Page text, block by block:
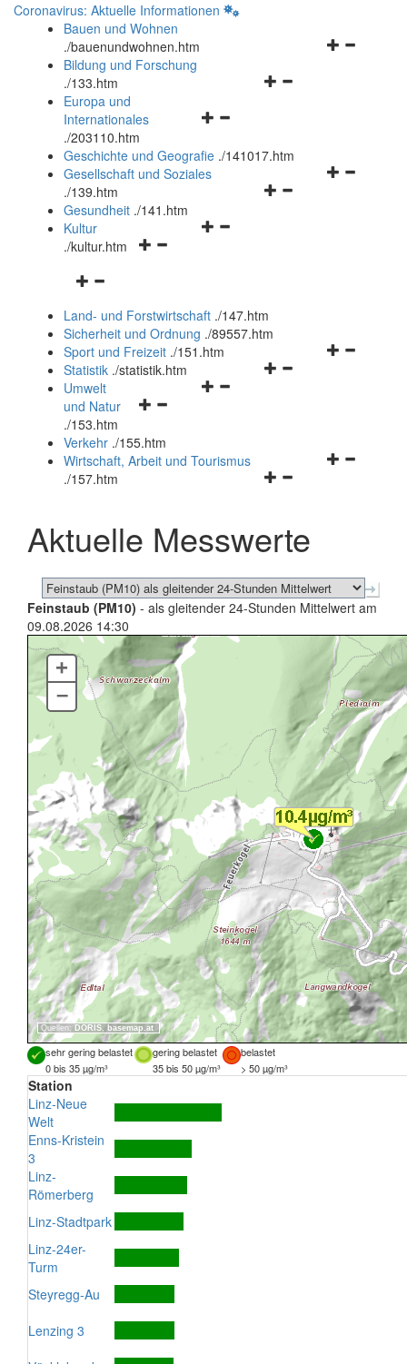
Coronavirus: Aktuelle Informationen
Bauen und Wohnen
./bauenundwohnen.htm
Navigationsmenü
Bildung und Forschung
./133.htm
Navigationsmenü
und
schließen
Europa und
Internationales
./203110.htm
Geschichte und Geografie ./141017.htm
Navigationsmenü
Gesellschaft und Soziales
./139.htm
Navigationsmenü
Gesundheit ./141.htm
Navigationsmenü
Kultur
./kultur.htm
Navigationsmenü
und
schließen
Land- und Forstwirtschaft ./147.htm
Sicherheit und Ordnung ./89557.htm
Navigationsmenü
Sport und Freizeit ./151.htm
Navigationsmenü
Statistik ./statistik.htm
Navigationsmenü
und
schließen
Umwelt
und Natur
./153.htm
Verkehr ./155.htm
Navigationsmenü
schließen
Wirtschaft, Arbeit und Tourismus
./157.htm
Aktuelle Messwerte
Feinstaub (PM10) - als gleitender 24-Stunden Mittelwert am
09.08.2026 14:30
Quellen: DORIS, basemap.at
+
–
sehr gering belastet gering belastet
belastet
0 bis 35 µg/m³
35 bis 50 µg/m³ > 50 µg/m³
Station
Linz-Neue
Welt
Enns-Kristein
3
Linz-
Römerberg
Linz-Stadtpark
Linz-24er-
Turm
Steyregg-Au
Lenzing 3